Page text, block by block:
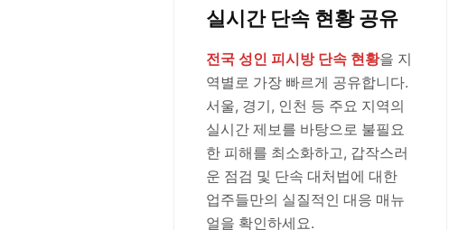
실시간 단속 현황 공유
전국 성인 피시방 단속 현황을 지
역별로 가장 빠르게 공유합니다.
서울, 경기, 인천 등 주요 지역의
실시간 제보를 바탕으로 불필요
한 피해를 최소화하고, 갑작스러
운 점검 및 단속 대처법에 대한
업주들만의 실질적인 대응 매뉴
얼을 확인하세요.